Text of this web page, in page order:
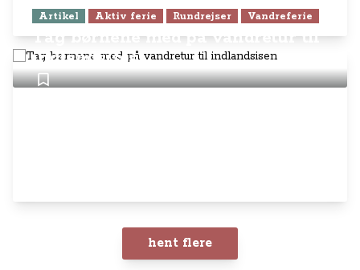
Artikel Aktiv ferie Rundrejser Vandreferie
Tag børnene med på vandretur til
indlandsisen
hent flere